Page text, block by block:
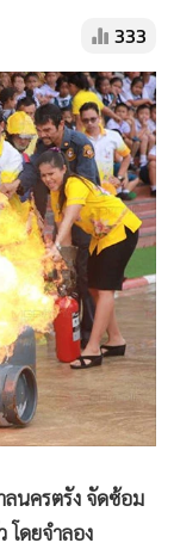
333
ลนครตรัง จัดซ้อม
ดยจำลอง